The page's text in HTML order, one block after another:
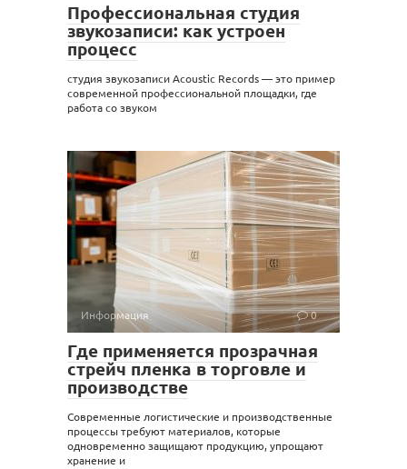
Профессиональная студия
звукозаписи: как устроен
процесс
студия звукозаписи Acoustic Records — это пример
современной профессиональной площадки, где
работа со звуком
Информация 0
Где применяется прозрачная
стрейч пленка в торговле и
производстве
Современные логистические и производственные
процессы требуют материалов, которые
одновременно защищают продукцию, упрощают
хранение и